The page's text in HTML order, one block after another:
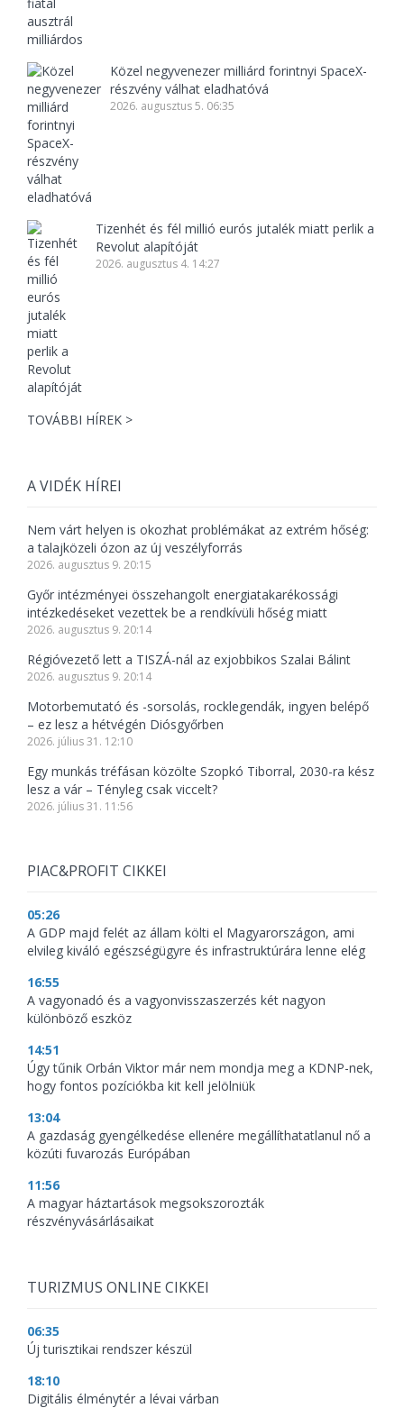
Közel negyvenezer milliárd forintnyi SpaceX-
részvény válhat eladhatóvá
2026. augusztus 5. 06:35
Tizenhét és fél millió eurós jutalék miatt perlik a
Revolut alapítóját
2026. augusztus 4. 14:27
TOVÁBBI HÍREK >
A VIDÉK HÍREI
Nem várt helyen is okozhat problémákat az extrém hőség:
a talajközeli ózon az új veszélyforrás
2026. augusztus 9. 20:15
Győr intézményei összehangolt energiatakarékossági
intézkedéseket vezettek be a rendkívüli hőség miatt
2026. augusztus 9. 20:14
Régióvezető lett a TISZÁ-nál az exjobbikos Szalai Bálint
2026. augusztus 9. 20:14
Motorbemutató és -sorsolás, rocklegendák, ingyen belépő
– ez lesz a hétvégén Diósgyőrben
2026. július 31. 12:10
Egy munkás tréfásan közölte Szopkó Tiborral, 2030-ra kész
lesz a vár – Tényleg csak viccelt?
2026. július 31. 11:56
PIAC&PROFIT CIKKEI
05:26
A GDP majd felét az állam költi el Magyarországon, ami
elvileg kiváló egészségügyre és infrastruktúrára lenne elég
16:55
A vagyonadó és a vagyonvisszaszerzés két nagyon
különböző eszköz
14:51
Úgy tűnik Orbán Viktor már nem mondja meg a KDNP-nek,
hogy fontos pozíciókba kit kell jelölniük
13:04
A gazdaság gyengélkedése ellenére megállíthatatlanul nő a
közúti fuvarozás Európában
11:56
A magyar háztartások megsokszorozták
részvényvásárlásaikat
TURIZMUS ONLINE CIKKEI
06:35
Új turisztikai rendszer készül
18:10
Digitális élménytér a lévai várban